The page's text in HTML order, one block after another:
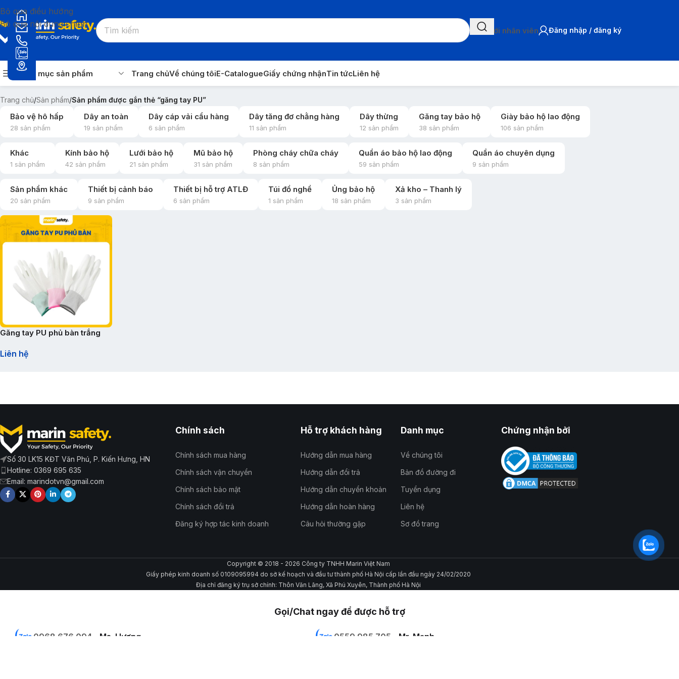
Bỏ qua điều hướng
Bỏ qua nội dung chính
Chat với nhân viên Đăng nhập / đăng ký
Danh mục sản phẩm Trang chủVề chúng tôiE-CatalogueGiấy chứng nhậnTin tứcLiên hệ
Trang chủ/Sản phẩm/Sản phẩm được gắn thẻ “găng tay PU”
Bảo vệ hô hấp
28 sản phẩm
Dây an toàn
19 sản phẩm
Dây cáp vải cẩu hàng
6 sản phẩm
Dây tăng đơ chằng hàng
11 sản phẩm
Dây thừng
12 sản phẩm
Găng tay bảo hộ
38 sản phẩm
Giày bảo hộ lao động
106 sản phẩm
Khác
1 sản phẩm
Kính bảo hộ
42 sản phẩm
Lưới bảo hộ
21 sản phẩm
Mũ bảo hộ
31 sản phẩm
Phòng cháy chữa cháy
8 sản phẩm
Quần áo bảo hộ lao động
59 sản phẩm
Quần áo chuyên dụng
9 sản phẩm
Sản phẩm khác
20 sản phẩm
Thiết bị cảnh báo
9 sản phẩm
Thiết bị hỗ trợ ATLĐ
6 sản phẩm
Túi đồ nghề
1 sản phẩm
Ủng bảo hộ
18 sản phẩm
Xả kho – Thanh lý
3 sản phẩm
Găng tay PU phủ bàn trắng
Liên hệ
Số 30 LK15 KĐT Văn Phú, P. Kiến Hưng, HN
Hotline: 0369 695 635
Email: marindotvn@gmail.com
Chính sách
Chính sách mua hàng
Chính sách vận chuyển
Chính sách bảo mật
Chính sách đổi trả
Đăng ký hợp tác kinh doanh
Hỗ trợ khách hàng
Hướng dẫn mua hàng
Hướng dẫn đổi trả
Hướng dẫn chuyển khoản
Hướng dẫn hoàn hàng
Câu hỏi thường gặp
Danh mục
Về chúng tôi
Bản đồ đường đi
Tuyển dụng
Liên hệ
Sơ đồ trang
Chứng nhận bởi
Copyright © 2018 - 2026 Công ty TNHH Marin Việt Nam
Giấy phép kinh doanh số 0109095994 do sở kế hoạch và đầu tư thành phố Hà Nội cấp lần đầu ngày 24/02/2020
Địa chỉ đăng ký trụ sở chính: Thôn Văn Lãng, Xã Phú Xuyên, Thành phố Hà Nội
Gọi/Chat ngay để được hỗ trợ
0968 676 094 - Ms. Hương
0559 985 705 - Mr. Mạnh